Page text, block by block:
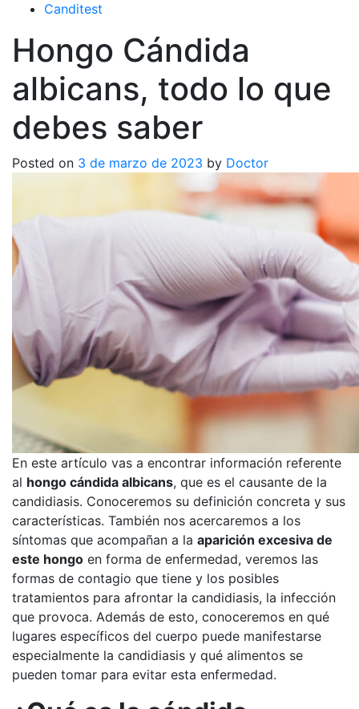
Canditest
Hongo Cándida
albicans, todo lo que
debes saber
Posted on 3 de marzo de 2023 by Doctor
En este artículo vas a encontrar información referente
al hongo cándida albicans, que es el causante de la
candidiasis. Conoceremos su definición concreta y sus
características. También nos acercaremos a los
síntomas que acompañan a la aparición excesiva de
este hongo en forma de enfermedad, veremos las
formas de contagio que tiene y los posibles
tratamientos para afrontar la candidiasis, la infección
que provoca. Además de esto, conoceremos en qué
lugares específicos del cuerpo puede manifestarse
especialmente la candidiasis y qué alimentos se
pueden tomar para evitar esta enfermedad.